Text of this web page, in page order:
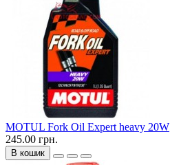
MOTUL Fork Oil Expert heavy 20W
245.00 грн.
В кошик